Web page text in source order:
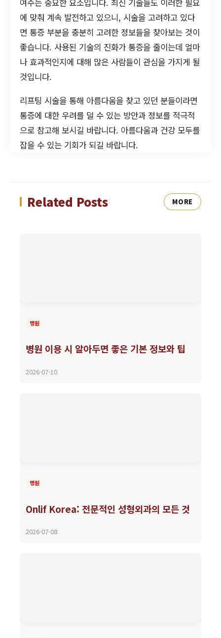
에 맞춰 계속 발전하고 있으니, 시술을 고려하고 있다
면 통증 부분을 충분히 고려한 정보들을 찾아보는 것이
좋습니다. 사용된 기술의 진화가 통증을 줄이는데 얼마
나 효과적인지에 대해 많은 사람들이 관심을 가지게 될
것입니다.
리프팅 시술을 통해 아름다움을 찾고 있던 분들이라면
통증에 대한 우려를 덜 수 있는 방안과 정보를 적극적
으로 참고해 보시길 바랍니다. 아름다움과 건강 모두를
잡을 수 있는 기회가 되길 바랍니다.
Related Posts MORE
병원
병원 이용 시 알아두면 좋은 기본 정보와 팁
2026-07-10
병원
Onlif Korea: 전문적인 성형외과의 모든 것
2026-07-08